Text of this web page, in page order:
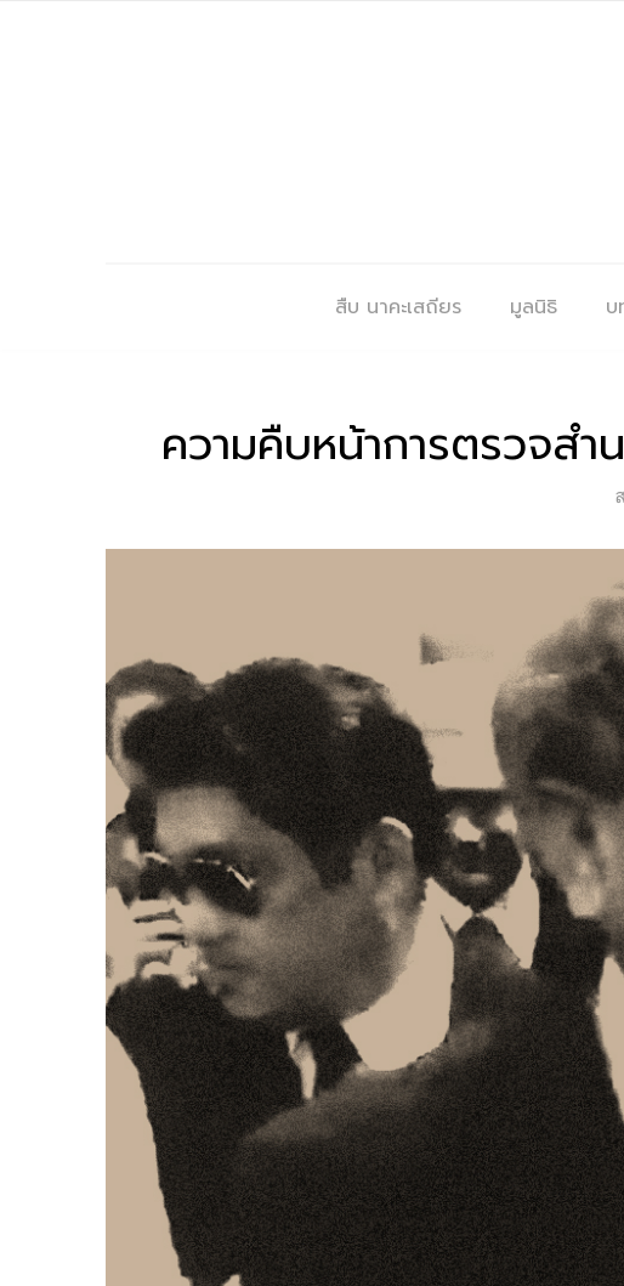
สืบ นาคะเสถียร มูลนิธิ บ
ความคืบหน้าการตรวจสำ